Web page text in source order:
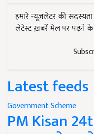
हमारे न्यूज़लेटर की
लेटेस्ट ख़बरें मेल पर पढ़ने के
Latest feeds
Government Scheme
PM Kisan